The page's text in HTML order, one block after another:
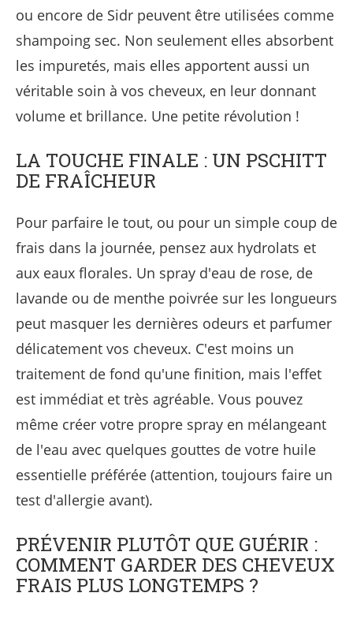
ou encore de Sidr peuvent être utilisées comme
shampoing sec. Non seulement elles absorbent
les impuretés, mais elles apportent aussi un
véritable soin à vos cheveux, en leur donnant
volume et brillance. Une petite révolution !
LA TOUCHE FINALE : UN PSCHITT
DE FRAÎCHEUR
Pour parfaire le tout, ou pour un simple coup de
frais dans la journée, pensez aux hydrolats et
aux eaux florales. Un spray d'eau de rose, de
lavande ou de menthe poivrée sur les longueurs
peut masquer les dernières odeurs et parfumer
délicatement vos cheveux. C'est moins un
traitement de fond qu'une finition, mais l'effet
est immédiat et très agréable. Vous pouvez
même créer votre propre spray en mélangeant
de l'eau avec quelques gouttes de votre huile
essentielle préférée (attention, toujours faire un
test d'allergie avant).
PRÉVENIR PLUTÔT QUE GUÉRIR :
COMMENT GARDER DES CHEVEUX
FRAIS PLUS LONGTEMPS ?